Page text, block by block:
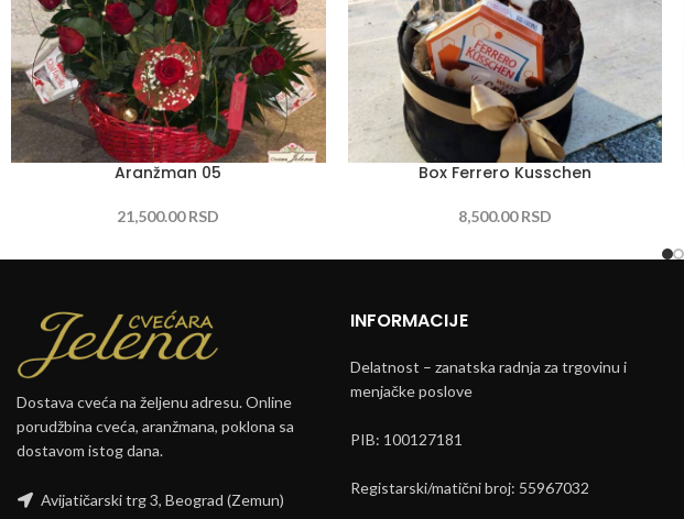
Aranžman 05
21,500.00RSD
Box Ferrero Kusschen
8,500.00RSD
Dostava cveća na željenu adresu. Online
porudžbina cveća, aranžmana, poklona sa
dostavom istog dana.
Avijatičarski trg 3, Beograd (Zemun)
INFORMACIJE
Delatnost – zanatska radnja za trgovinu i
menjačke poslove
PIB: 100127181
Registarski/matični broj: 55967032